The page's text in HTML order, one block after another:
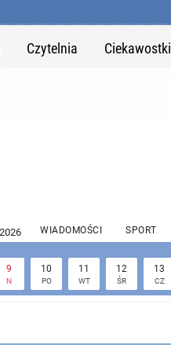
Czytelnia Ciekawostki
WIADOMOŚCI SPORT
9
N
10
PO
11
WT
12
ŚR
13
CZ